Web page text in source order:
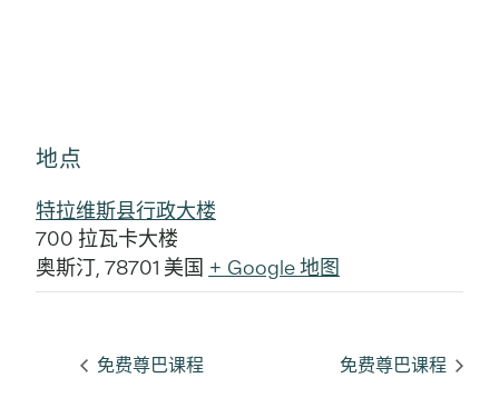
地点
特拉维斯县行政大楼
700 拉瓦卡大楼
奥斯汀, 78701 美国 + Google 地图
免费尊巴课程 免费尊巴课程